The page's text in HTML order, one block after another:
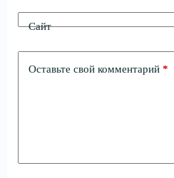
Сайт
Оставьте свой комментарий *